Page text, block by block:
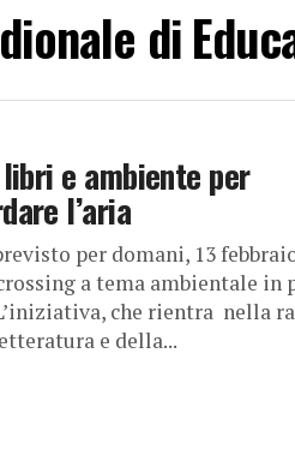
di
e ambiente per
l’aria
per domani, 13
a tema ambientale in
che rientra nella
e della...